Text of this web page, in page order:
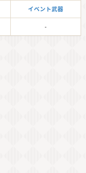
イベント武器
-